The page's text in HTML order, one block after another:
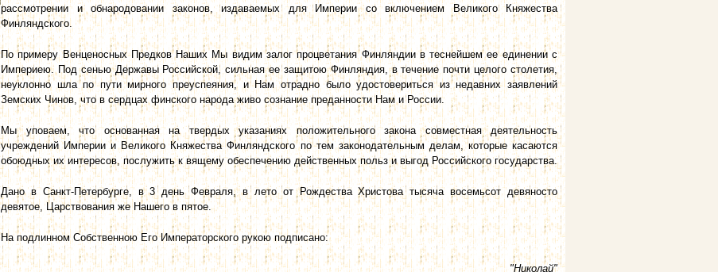
рассмотрении и обнародовании законов, издаваемых для Империи со включением Великого Княжества
Финляндского.
По примеру Венценосных Предков Наших Мы видим залог процветания Финляндии в теснейшем ее единении с
Империею. Под сенью Державы Российской, сильная ее защитою Финляндия, в течение почти целого столетия,
неуклонно шла по пути мирного преуспеяния, и Нам отрадно было удостовериться из недавних заявлений
Земских Чинов, что в сердцах финского народа живо сознание преданности Нам и России.
Мы уповаем, что основанная на твердых указаниях положительного закона совместная деятельность
учреждений Империи и Великого Княжества Финляндского по тем законодательным делам, которые касаются
обоюдных их интересов, послужить к вящему обеспечению действенных польз и выгод Российского государства.
Дано в Санкт-Петербурге, в 3 день Февраля, в лето от Рождества Христова тысяча восемьсот девяносто
девятое, Царствования же Нашего в пятое.
На подлинном Собственною Его Императорского рукою подписано:
"Николай"